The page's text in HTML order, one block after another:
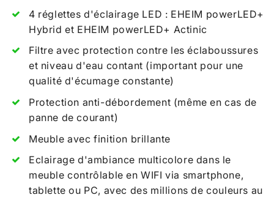
4 réglettes d'éclairage LED : EHEIM powerLED+
Hybrid et EHEIM powerLED+ Actinic
Filtre avec protection contre les éclaboussures
et niveau d'eau contant (important pour une
qualité d'écumage constante)
Protection anti-débordement (même en cas de
panne de courant)
Meuble avecfinition brillante
Eclairage d'ambiance multicolore dans le
meuble contrôlable en WIFI via smartphone,
tablette ou PC, avec des millions de couleurs au